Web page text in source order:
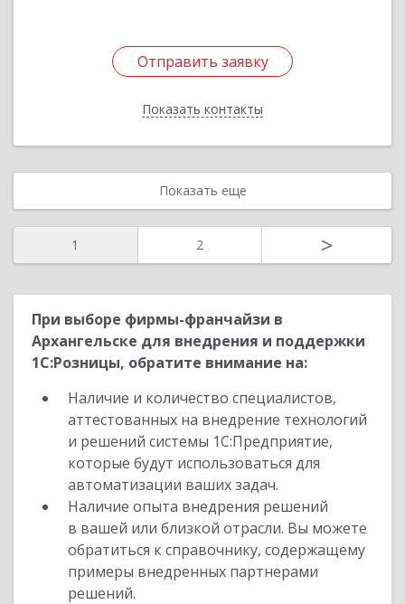
Отправить заявку
Показать контакты
Отправить заявку
Назад
Показать еще
1 2 >
При выборе фирмы-франчайзи в
Архангельске для внедрения и поддержки
1С:Розницы, обратите внимание на:
Наличие и количество специалистов,
аттестованных на внедрение технологий
и решений системы 1С:Предприятие,
которые будут использоваться для
автоматизации ваших задач.
Наличие опыта внедрения решений
в вашей или близкой отрасли. Вы можете
обратиться к справочнику, содержащему
примеры внедренных партнерами
решений.